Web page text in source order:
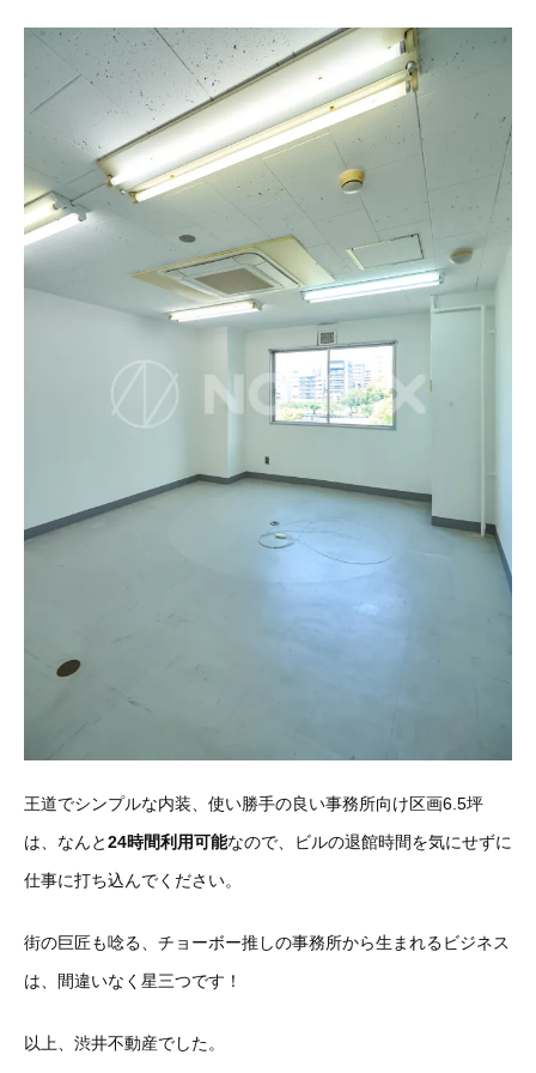
王道でシンプルな内装、使い勝手の良い事務所向け区画6.5坪
は、なんと24時間利用可能なので、ビルの退館時間を気にせずに
仕事に打ち込んでください。
街の巨匠も唸る、チョーボー推しの事務所から生まれるビジネス
は、間違いなく星三つです！
以上、渋井不動産でした。